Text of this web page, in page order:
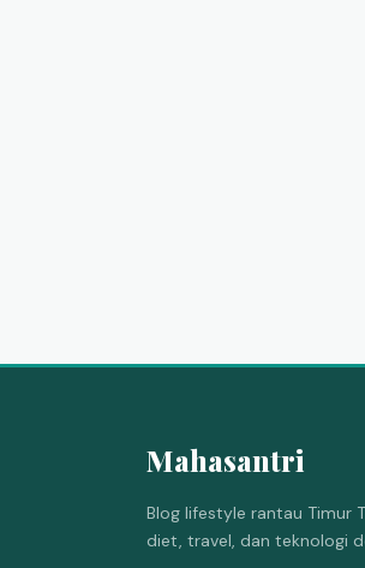
Mahasantri
Blog lifestyle rantau Timur
diet, travel, dan teknologi